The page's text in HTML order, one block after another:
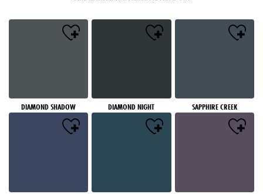
DIAMOND SHADOW DIAMOND NIGHT SAPPHIRE CREEK